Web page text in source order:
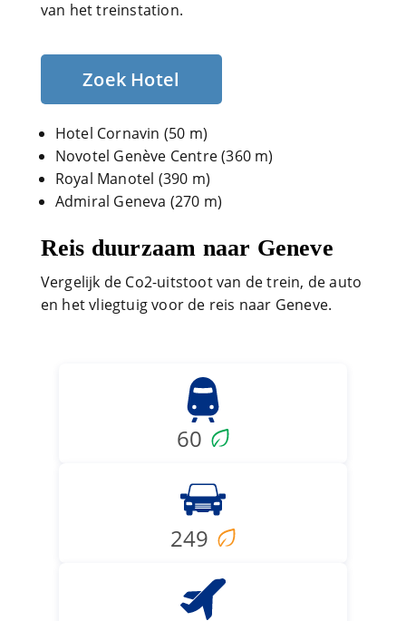
van het treinstation.
Zoek Hotel
Hotel Cornavin (50 m)
Novotel Genève Centre (360 m)
Royal Manotel (390 m)
Admiral Geneva (270 m)
Reis duurzaam naar Geneve
Vergelijk de Co2-uitstoot van de trein, de auto
en het vliegtuig voor de reis naar Geneve.
60
249